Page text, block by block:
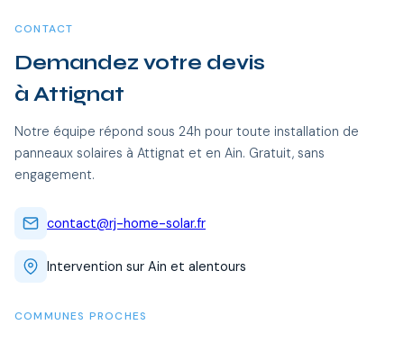
CONTACT
Demandez votre devis
à Attignat
Notre équipe répond sous 24h pour toute installation de
panneaux solaires à Attignat et en Ain. Gratuit, sans
engagement.
contact@rj-home-solar.fr
Intervention sur Ain et alentours
COMMUNES PROCHES